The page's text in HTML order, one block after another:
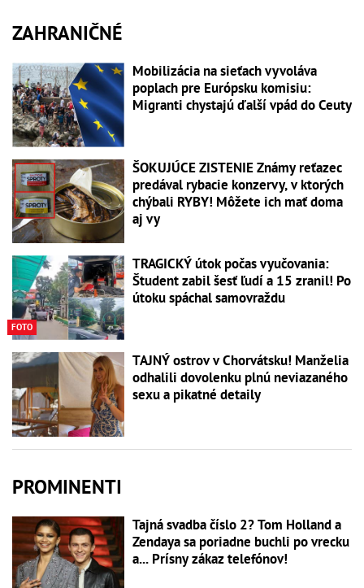
ZAHRANIČNÉ
Mobilizácia na sieťach vyvoláva
poplach pre Európsku komisiu:
Migranti chystajú ďalší vpád do Ceuty
ŠOKUJÚCE ZISTENIE Známy reťazec
predával rybacie konzervy, v ktorých
chýbali RYBY! Môžete ich mať doma
aj vy
FOTO
TRAGICKÝ útok počas vyučovania:
Študent zabil šesť ľudí a 15 zranil! Po
útoku spáchal samovraždu
TAJNÝ ostrov v Chorvátsku! Manželia
odhalili dovolenku plnú neviazaného
sexu a pikatné detaily
PROMINENTI
Tajná svadba číslo 2? Tom Holland a
Zendaya sa poriadne buchli po vrecku
a... Prísny zákaz telefónov!